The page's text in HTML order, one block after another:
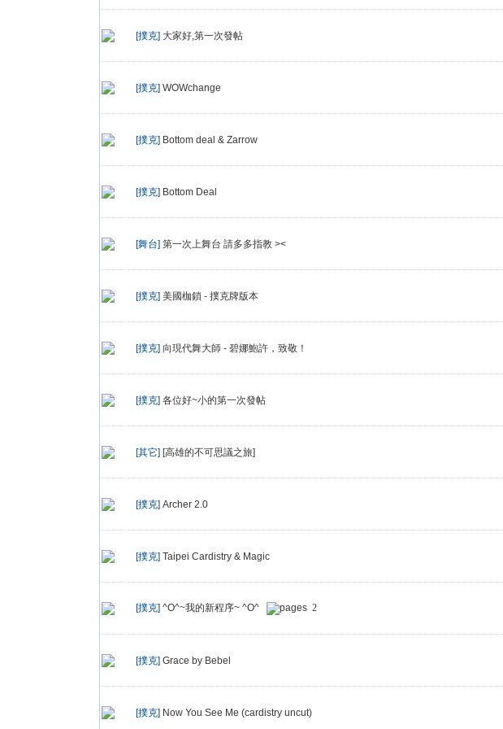
[撲克] 大家好,第一次發帖
[撲克] WOWchange
[撲克] Bottom deal & Zarrow
[撲克] Bottom Deal
[舞台] 第一次上舞台 請多多指教 ><
[撲克] 美國枷鎖 - 撲克牌版本
[撲克] 向現代舞大師 - 碧娜鮑許，致敬！
[撲克] 各位好~小的第一次發帖
[其它] [高雄的不可思議之旅]
[撲克] Archer 2.0
[撲克] Taipei Cardistry & Magic
[撲克] ^O^~我的新程序~ ^O^ 2
[撲克] Grace by Bebel
[撲克] Now You See Me (cardistry uncut)